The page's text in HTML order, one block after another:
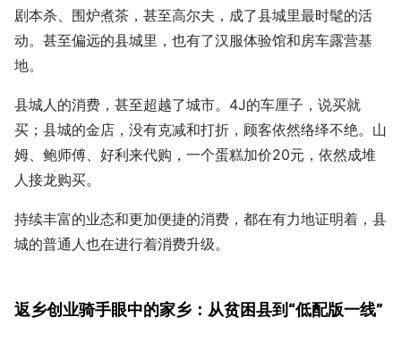
剧本杀、围炉煮茶，甚至高尔夫，成了县城里最时髦的活
动。甚至偏远的县城里，也有了汉服体验馆和房车露营基
地。
县城人的消费，甚至超越了城市。4J的车厘子，说买就
买；县城的金店，没有克减和打折，顾客依然络绎不绝。山
姆、鲍师傅、好利来代购，一个蛋糕加价20元，依然成堆
人接龙购买。
持续丰富的业态和更加便捷的消费，都在有力地证明着，县
城的普通人也在进行着消费升级。
返乡创业骑手眼中的家乡： 从贫困县到“低配版一线”